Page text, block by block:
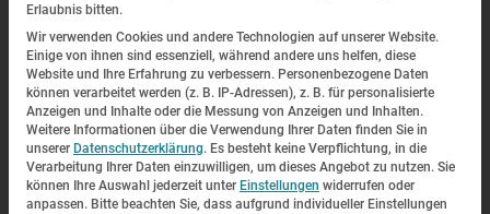
Angebote für Berufsgruppen
Angebote für Studierende oder
Lehramtsanwärter/-innen (5-7h)
Erlaubnis bitten.
Wir verwenden Cookies und andere Technologien auf unserer Website.
Einige von ihnen sind essenziell, während andere uns helfen, diese
Website und Ihre Erfahrung zu verbessern. Personenbezogene Daten
können verarbeitet werden (z. B. IP-Adressen), z. B. für personalisierte
Anzeigen und Inhalte oder die Messung von Anzeigen und Inhalten.
Weitere Informationen über die Verwendung Ihrer Daten finden Sie in
unserer Datenschutzerklärung. Es besteht keine Verpflichtung, in die
Verarbeitung Ihrer Daten einzuwilligen, um dieses Angebot zu nutzen. Sie
können Ihre Auswahl jederzeit unter Einstellungen widerrufen oder
anpassen. Bitte beachten Sie, dass aufgrund individueller Einstellungen